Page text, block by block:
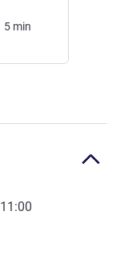
5 min
11:00